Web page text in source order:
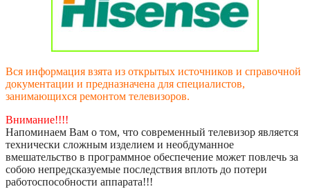
Вся информация взята из открытых источников и справочной
документации и предназначена для специалистов,
занимающихся ремонтом телевизоров.
Внимание!!!!
Напоминаем Вам о том, что современный телевизор является
технически сложным изделием и необдуманное
вмешательство в программное обеспечение может повлечь за
собою непредсказуемые последствия вплоть до потери
работоспособности аппарата!!!